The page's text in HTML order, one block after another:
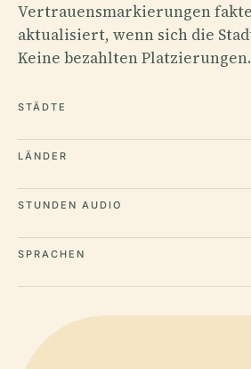
Vertrauensmarkierungen
aktualisiert, wenn sich die
Keine bezahlten
STÄDTE
LÄNDER
STUNDEN AUDIO
SPRACHEN